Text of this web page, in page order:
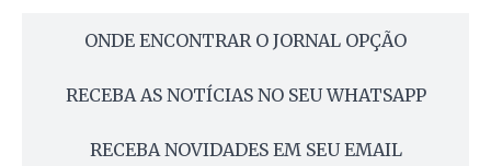
ONDE ENCONTRAR O JORNAL OPÇÃO
RECEBA AS NOTÍCIAS NO SEU WHATSAPP
RECEBA NOVIDADES EM SEU EMAIL